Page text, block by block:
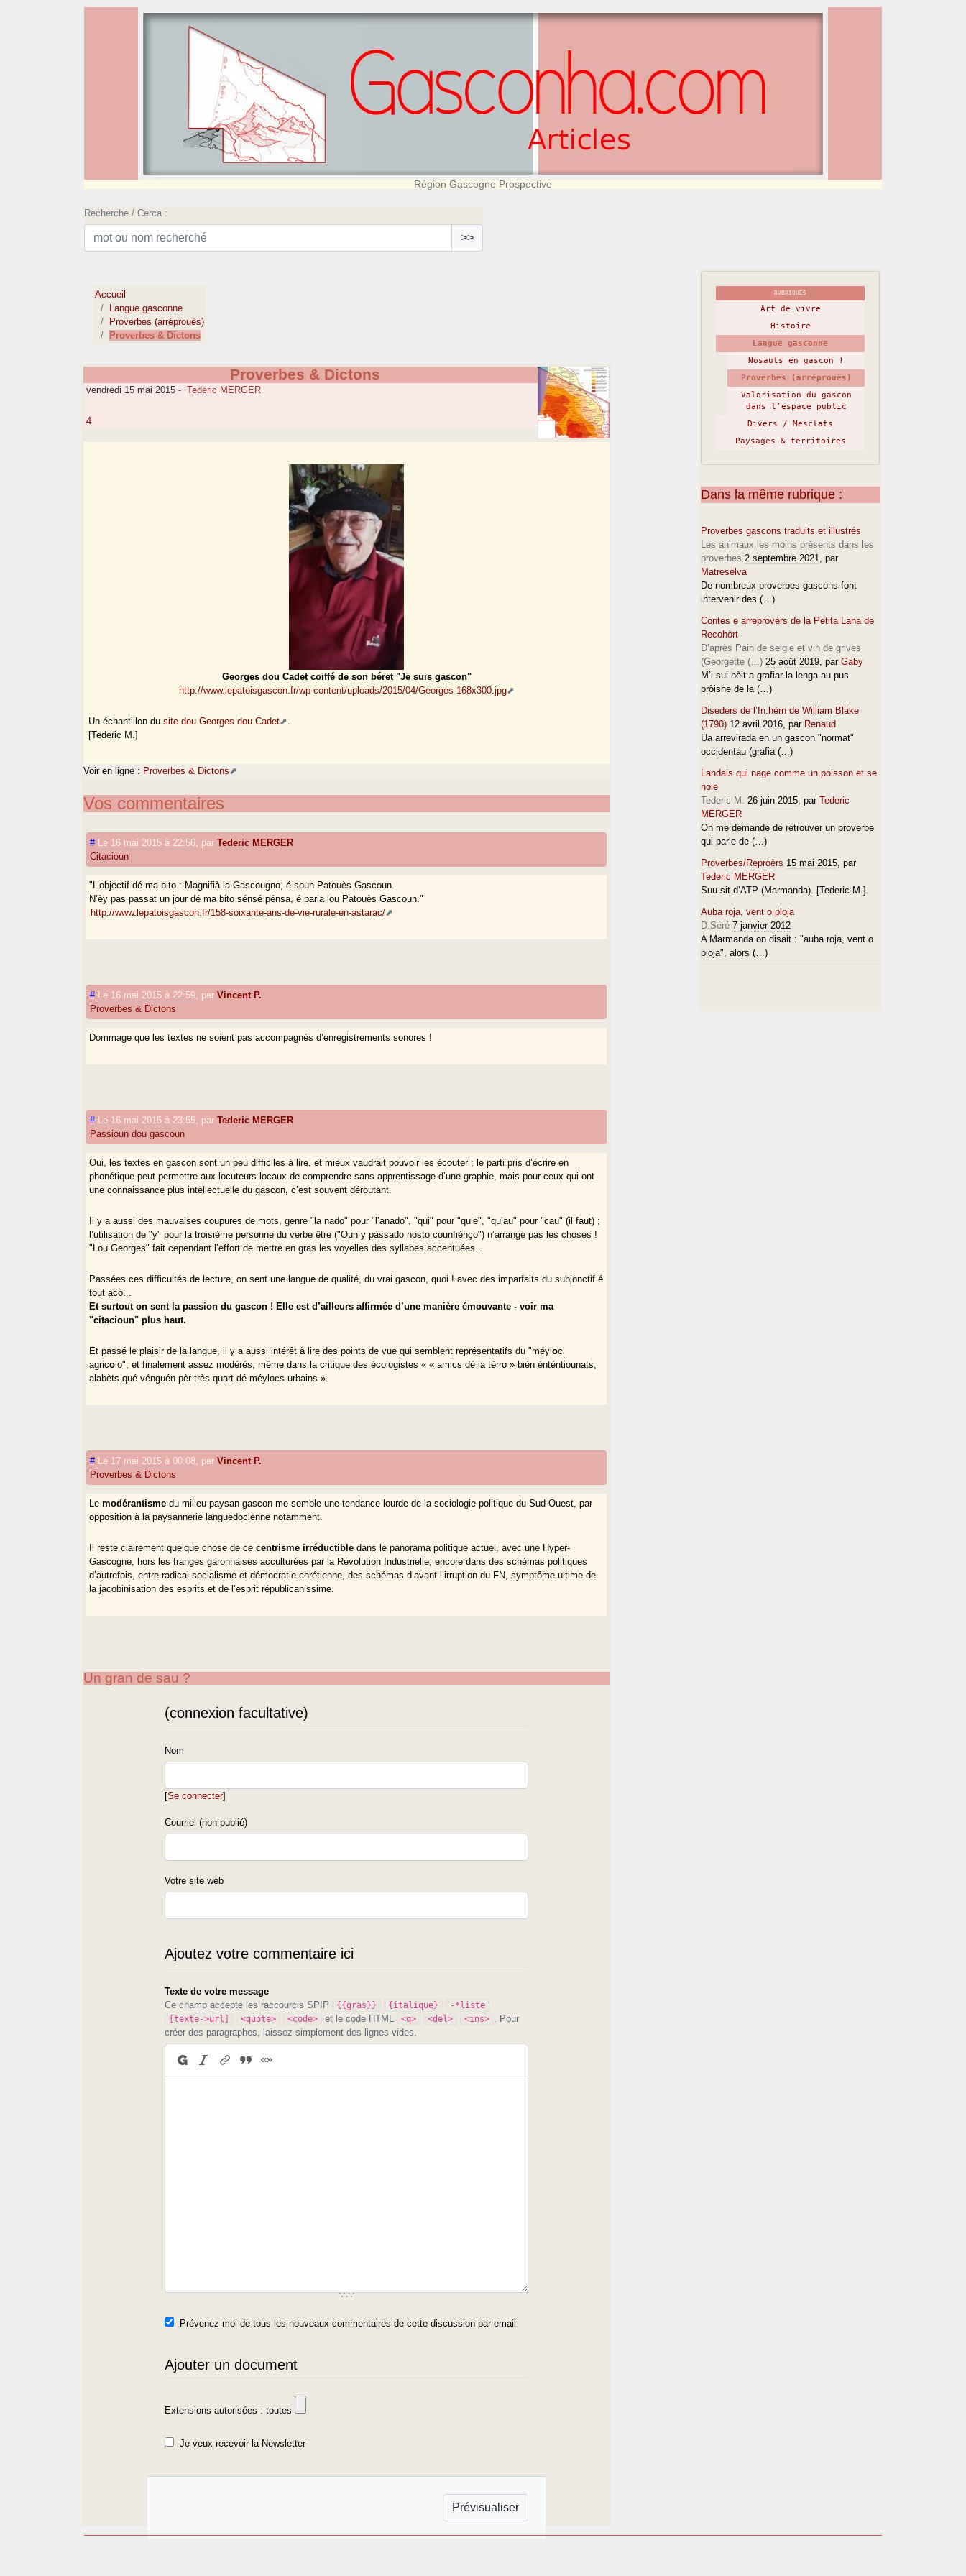
Région Gascogne Prospective
Recherche / Cerca :
>>
Accueil
Langue gasconne
Proverbes (arréprouès)
Proverbes & Dictons
Proverbes & Dictons
vendredi 15 mai 2015 - Tederic MERGER
4
Georges dou Cadet coiffé de son béret "Je suis gascon"
http://www.lepatoisgascon.fr/wp-content/uploads/2015/04/Georges-168x300.jpg
Un échantillon dusite dou Georges dou Cadet
.
[Tederic M.]
Voir en ligne : Proverbes & Dictons
Vos commentaires
# Le 16 mai 2015 à 22:56 parTederic MERGER
Citacioun
"L’objectif dé ma bito : Magnifià la Gascougno, é soun Patouès Gascoun.
N’èy pas passat un jour dé ma bito sénsé pénsa, é parla lou Patouès Gascoun."
http://www.lepatoisgascon.fr/158-soixante-ans-de-vie-rurale-en-astarac/
# Le 16 mai 2015 à 22:59 parVincent P.
Proverbes & Dictons
Dommage que les textes ne soient pas accompagnés d’enregistrements sonores !
# Le 16 mai 2015 à 23:55 parTederic MERGER
Passioun dou gascoun
Oui, les textes en gascon sont un peu difficiles à lire, et mieux vaudrait pouvoir les écouter ; le parti pris d’écrire en
phonétique peut permettre aux locuteurs locaux de comprendre sans apprentissage d’une graphie, mais pour ceux qui ont
une connaissance plus intellectuelle du gascon, c’est souvent déroutant.
Il y a aussi des mauvaises coupures de mots, genre "la nado" pour "l’anado", "qui" pour "qu’e", "qu’au" pour "cau" (il faut) ;
l’utilisation de "y" pour la troisième personne du verbe être ("Oun y passado nosto counfiénço") n’arrange pas les choses !
"Lou Georges" fait cependant l’effort de mettre en gras les voyelles des syllabes accentuées...
Passées ces difficultés de lecture, on sent une langue de qualité, du vrai gascon, quoi ! avec des imparfaits du subjonctif é
tout acò...
Et surtout on sent la passion du gascon ! Elle est d’ailleurs affirmée d’une manière émouvante - voir ma
"citacioun" plus haut.
Et passé le plaisir de la langue, il y a aussi intérêt à lire des points de vue qui semblent représentatifs du "méyloc
agricolo", et finalement assez modérés, même dans la critique des écologistes « « amics dé la tèrro » bièn énténtiounats,
alabèts qué vénguén pèr très quart dé méylocs urbains ».
# Le 17 mai 2015 à 00:08 parVincent P.
Proverbes & Dictons
Lemodérantisme du milieu paysan gascon me semble une tendance lourde de la sociologie politique du Sud-Ouest, par
opposition à la paysannerie languedocienne notamment.
Il reste clairement quelque chose de cecentrisme irréductible dans le panorama politique actuel, avec une Hyper-
Gascogne, hors les franges garonnaises acculturées par la Révolution Industrielle, encore dans des schémas politiques
d’autrefois, entre radical-socialisme et démocratie chrétienne, des schémas d’avant l’irruption du FN, symptôme ultime de
la jacobinisation des esprits et de l’esprit républicanissime.
Un gran de sau ?
(connexion facultative)
Nom
[Se connecter]
Courriel (non publié)
Votre site web
Ajoutez votre commentaire ici
Texte de votre message
Ce champ accepte les raccourcis SPIP
{{gras}} {italique}
-*liste
[texte->url]
<quote> <code> et le code HTML <q> <del> <ins>
. Pour
créer des paragraphes, laissez simplement des lignes vides.
Prévenez-moi de tous les nouveaux commentaires de cette discussion par email
Ajouter un document
Extensions autorisées : toutes
Je veux recevoir la Newsletter
RUBRIQUES
Art de vivre
Histoire
Langue gasconne
Nosauts en gascon !
Proverbes (arréprouès)
Valorisation du gascon
dans l’espace public
Divers / Mesclats
Paysages & territoires
Dans la même rubrique :
Proverbes gascons traduits et illustrés
Les animaux les moins présents dans les
proverbes 2 septembre 2021, par
Matreselva
De nombreux proverbes gascons font
intervenir des (…)
Contes e arreprovèrs de la Petita Lana de
Recohòrt
D’après Pain de seigle et vin de grives
(Georgette (…) 25 août 2019, par Gaby
M’i sui hèit a grafiar la lenga au pus
pròishe de la (…)
Diseders de l’In.hèrn de William Blake
(1790) 12 avril 2016, par Renaud
Ua arrevirada en un gascon "normat"
occidentau (grafia (…)
Landais qui nage comme un poisson et se
noie
Tederic M. 26 juin 2015, par Tederic
MERGER
On me demande de retrouver un proverbe
qui parle de (…)
Proverbes/Reproèrs 15 mai 2015, par
Tederic MERGER
Suu sit d’ATP (Marmanda). [Tederic M.]
Auba roja, vent o ploja
D.Séré 7 janvier 2012
A Marmanda on disait : "auba roja, vent o
ploja", alors (…)